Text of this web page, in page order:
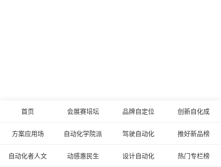
首页 会展赛培坛 品牌自定位 创新自化成
方案应用场 自动化学院派 驾驶自动化 推好新品榜
自动化者人文 动感惠民生 设计自动化 热门专栏榜